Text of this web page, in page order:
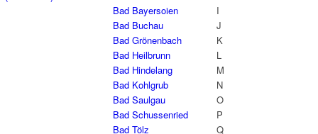
Bad Bayersoien
Bad Buchau
Bad Grönenbach
Bad Heilbrunn
Bad Hindelang
Bad Kohlgrub
Bad Saulgau
Bad Schussenried
Bad Tölz
I
J
K
L
M
N
O
P
Q